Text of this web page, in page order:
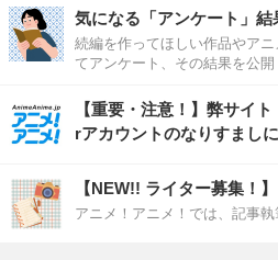
気になる「アンケート」結
続編を作ってほしい作品やア
てアンケート、その結果を公開
【重要・注意！】弊サイ
rアカウントのなりすまし
【NEW!! ライター募集！】
アニメ！アニメ！では、記事